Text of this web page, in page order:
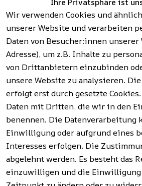
Wir verwenden Cookies und
unserer Website und verarbeiten
Daten von Besucher:innen unserer
Adresse), um z.B. Inhalte zu
von Drittanbietern einzubinden
unsere Website zu analysieren.
erfolgt erst durch gesetzte
Daten mit Dritten, die wir in den
benennen. Die Datenverarbeitung
Einwilligung oder aufgrund eines
Interesses erfolgen. Die
abgelehnt werden. Es besteht das
einzuwilligen und die Einwilligung
Aktionsartik
el rund um
Werkzeuge,
Garten,
Haushalt
und mehr.
Vertrag
widerrufen
tserklärung
Widerrufsrech
t
Hinweise zur
Batterieentso
rgung
&
Sicherhei
t
Häufige
Fragen
(FAQ)
Facebook |
Instagram |
Newsletter
AGB |